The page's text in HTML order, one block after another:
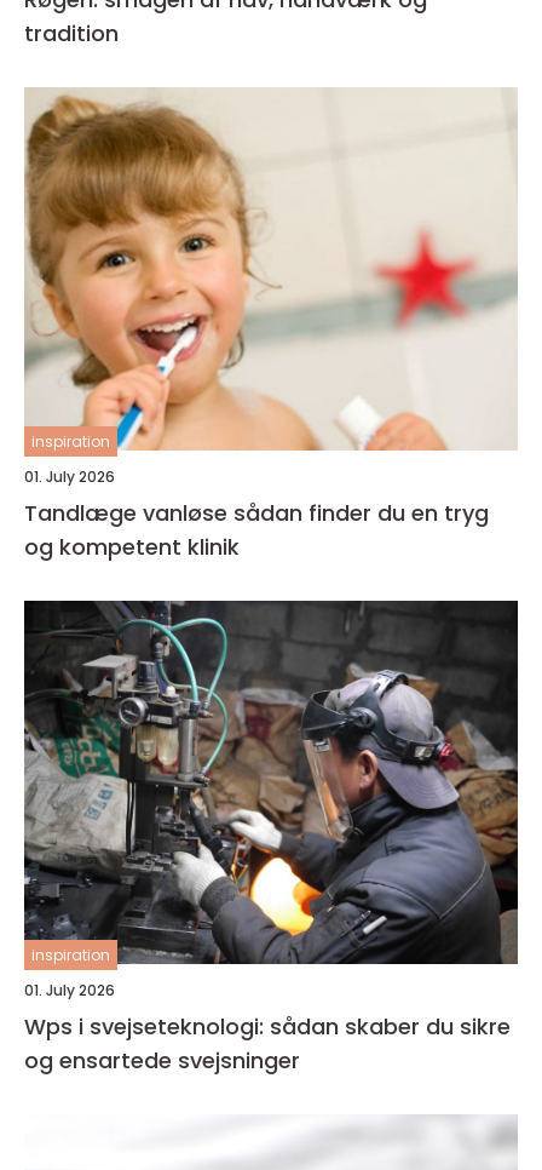
tradition
inspiration
01. July 2026
Tandlæge vanløse sådan finder du en tryg
og kompetent klinik
inspiration
01. July 2026
Wps i svejseteknologi: sådan skaber du sikre
og ensartede svejsninger